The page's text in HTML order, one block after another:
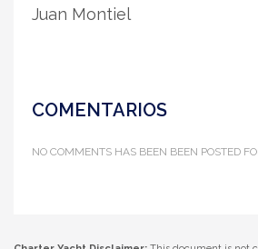
Juan Montiel
COMENTARIOS
NO COMMENTS HAS BEEN BEEN POSTED